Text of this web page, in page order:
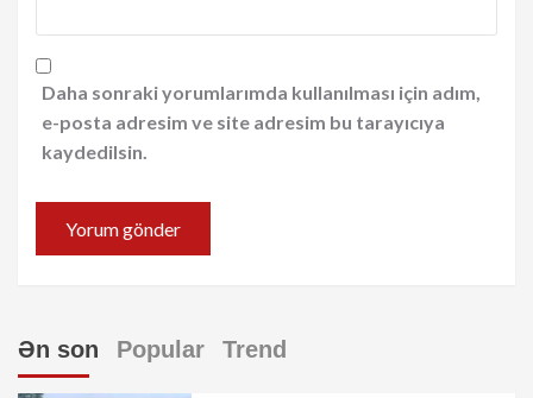
Daha sonraki yorumlarımda kullanılması için adım,
e-posta adresim ve site adresim bu tarayıcıya
kaydedilsin.
Ən son Popular Trend